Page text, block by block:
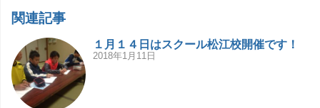
関連記事
１月１４日はスクール松江校開催です！
2018年1月11日